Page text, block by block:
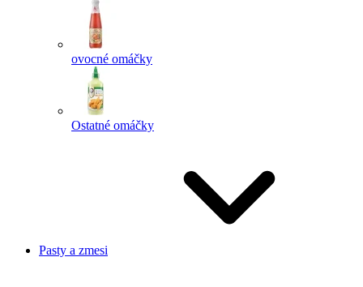
ovocné omáčky
Ostatné omáčky
Pasty a zmesi